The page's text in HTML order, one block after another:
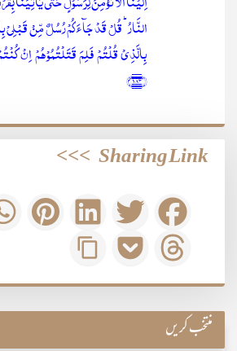
النَّارُ ؕ قُلۡ قَدۡ جَآءَکُمۡ رُسُلٌ مِّنۡ قَبۡلِیۡ
بِالَّذِیۡ قُلۡتُمۡ فَلِمَ قَتَلۡتُمُوۡہُمۡ اِنۡ
﴿۱۸۳﴾
Sharing Link
>>>
منتخب کریں